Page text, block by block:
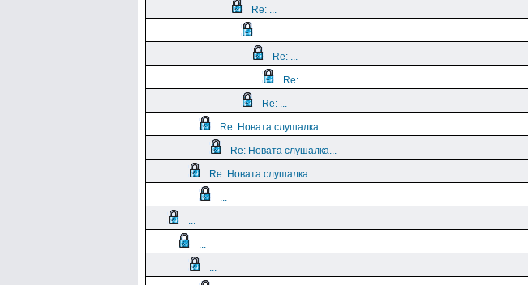
Re: ...
...
Re: ...
Re: ...
Re: ...
Re: Новата слушалка...
Re: Новата слушалка...
Re: Новата слушалка...
...
...
...
...